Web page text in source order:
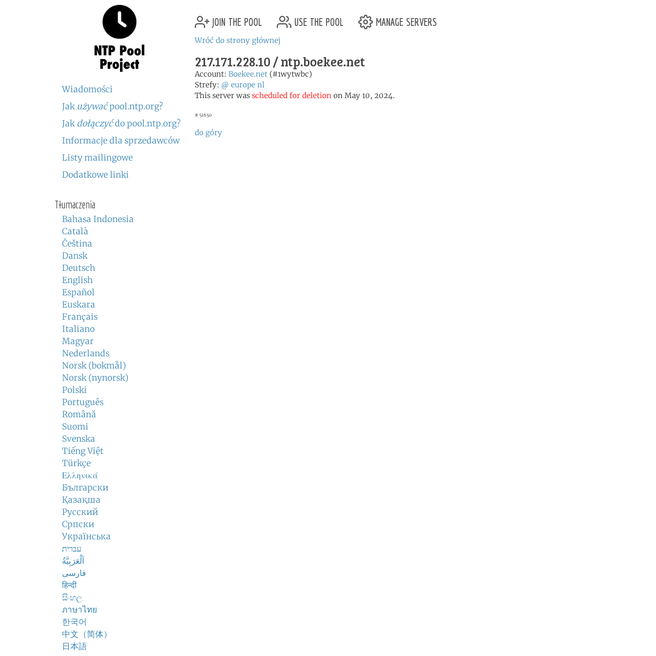
Wiadomości
Jak używaćpool.ntp.org?
Jakdołączyćdo pool.ntp.org?
Informacje dla sprzedawców
Listy mailingowe
Dodatkowe linki
Tłumaczenia
Bahasa Indonesia
Català
Čeština
Dansk
Deutsch
English
Español
Euskara
Français
Italiano
Magyar
Nederlands
Norsk (bokmål)
Norsk (nynorsk)
Polski
Português
Română
Suomi
Svenska
Tiếng Việt
Türkçe
Ελληνικά
Български
Қазақша
Русский
Српски
Українська
עברית
اَلْعَرَبِيَّةُ
فارسی
हिन्दी
සිංහල
ภาษาไทย
한국어
中文（简体）
日本語
join the pool use the pool manage servers
Wróć do strony głównej
217.171.228.10 / ntp.boekee.net
Account: Boekee.net (#1wytwbc)
Strefy: @ europe nl
This server was scheduled for deletion on May 10, 2024.
# 51650
do góry